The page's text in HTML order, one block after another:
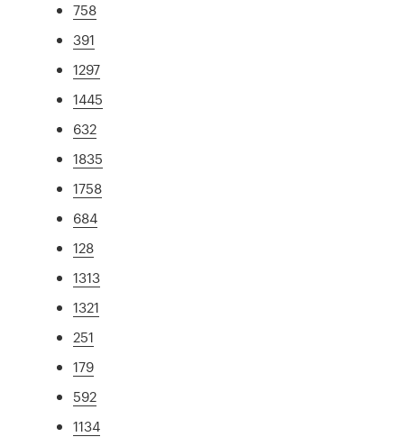
758
391
1297
1445
632
1835
1758
684
128
1313
1321
251
179
592
1134